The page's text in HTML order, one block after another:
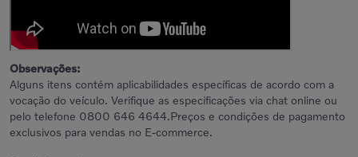
Observações:
Alguns itens contém aplicabilidades específicas de acordo com a
vocação do veículo. Verifique as especificações via chat online ou
pelo telefone 0800 646 4644.Preços e condições de pagamento
exclusivos para vendas no E-commerce.